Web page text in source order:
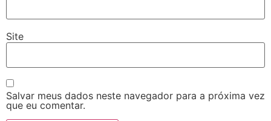
Site
Salvar meus dados neste navegador para a próxima vez
que eu comentar.